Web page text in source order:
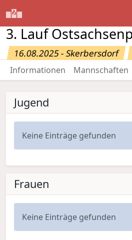
3. Lauf
16.08.2025 - Skerbersdorf
Informationen Mannschaften
Jugend
Keine Einträge gefunden
Frauen
Keine Einträge gefunden